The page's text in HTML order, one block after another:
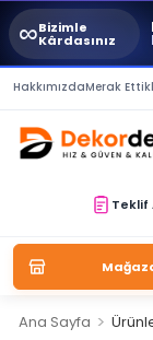
∞Bizimle
Kârdasınız
HakkımızdaMerak
Teklif
Ana Sayfa >